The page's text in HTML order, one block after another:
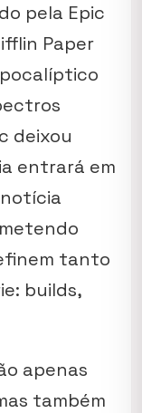
pela Epic
Paper
deixou
entrará em
tanto
builds,
apenas
também